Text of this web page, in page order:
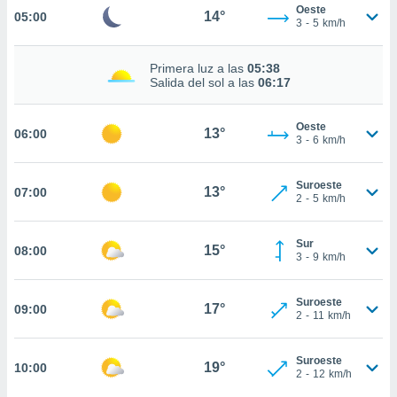
seguir
a la
todas
nuestros
nos
análisis
perfil
y
en
CONFIGURACIÓN
05:00 14°
Oeste
3 - 5 km/h
Primera luz a las 05:38
Salida del sol a las 06:17
06:00 13°
Oeste
3 - 6 km/h
07:00 13°
Suroeste
2 - 5 km/h
08:00 15°
Sur
3 - 9 km/h
09:00 17°
Suroeste
2 - 11 km/h
10:00 19°
Suroeste
2 - 12 km/h